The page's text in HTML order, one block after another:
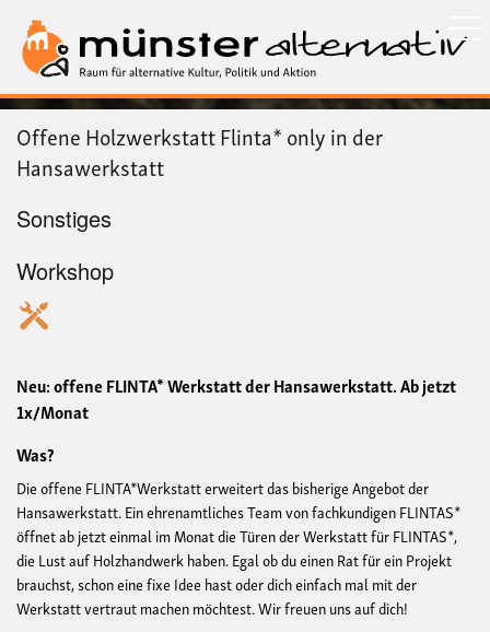
zum
Inhalt
Offene Holzwerkstatt Flinta* only in der
Hansawerkstatt
Sonstiges
Workshop
Neu: offene FLINTA* Werkstatt der Hansawerkstatt. Ab jetzt
1x/Monat
Was?
Die offene FLINTA*Werkstatt erweitert das bisherige Angebot der
Hansawerkstatt. Ein ehrenamtliches Team von fachkundigen FLINTAS*
öffnet ab jetzt einmal im Monat die Türen der Werkstatt für FLINTAS*,
die Lust auf Holzhandwerk haben. Egal ob du einen Rat für ein Projekt
brauchst, schon eine fixe Idee hast oder dich einfach mal mit der
Werkstatt vertraut machen möchtest. Wir freuen uns auf dich!